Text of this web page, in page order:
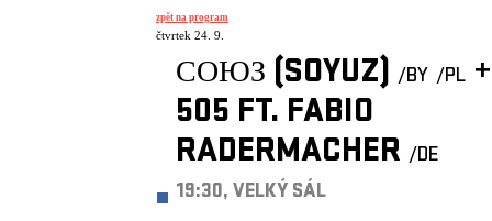
zpět na program
čtvrtek 24. 9.
СОЮЗ (SOYUZ) /BY /PL +
505 FT. FABIO
RADERMACHER /DE
19:30, VELKÝ SÁL